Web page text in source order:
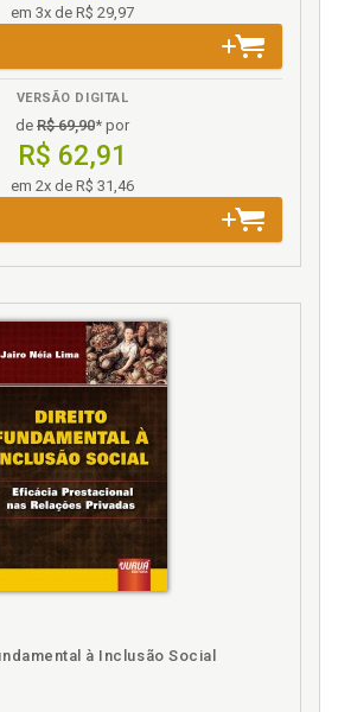
em 3x de R$ 29,97
VERSÃO DIGITAL
de R$ 69,90* por
R$ 62,91
em 2x de R$ 31,46
à Inclusão Social